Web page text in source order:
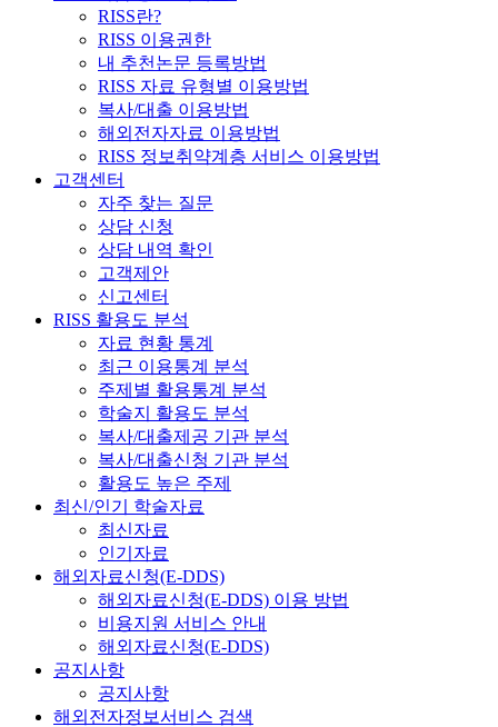
RISS란?
RISS 이용권한
내 추천논문 등록방법
RISS 자료 유형별 이용방법
복사/대출 이용방법
해외전자자료 이용방법
RISS 정보취약계층 서비스 이용방법
고객센터
자주 찾는 질문
상담 신청
상담 내역 확인
고객제안
신고센터
RISS 활용도 분석
자료 현황 통계
최근 이용통계 분석
주제별 활용통계 분석
학술지 활용도 분석
복사/대출제공 기관 분석
복사/대출신청 기관 분석
활용도 높은 주제
최신/인기 학술자료
최신자료
인기자료
해외자료신청(E-DDS)
해외자료신청(E-DDS) 이용 방법
비용지원 서비스 안내
해외자료신청(E-DDS)
공지사항
공지사항
해외전자정보서비스 검색